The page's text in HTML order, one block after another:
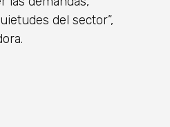
del sector”,